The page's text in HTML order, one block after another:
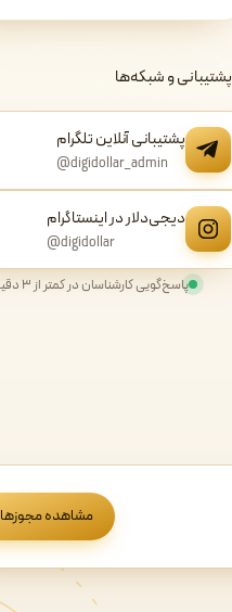
پشتیبانی و شبکه‌ها
پشتیبانی آنلاین تلگرام
@digidollar_admin
دیجی‌دلار در اینستاگرام
@digidollar
پاسخ‌گویی کارشناسان در کمتر از ۳ دقیقه
مشاهده مجوزها